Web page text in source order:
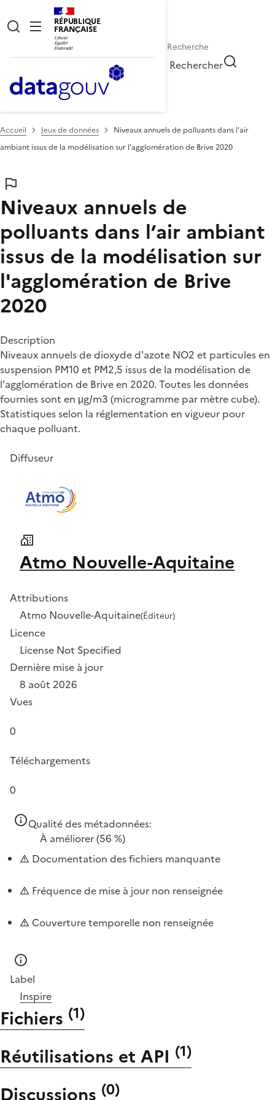
RÉPUBLIQUE
FRANÇAISE
Rechercher
Accueil Jeux de données
Niveaux annuels de polluants dans l’air
ambiant issus de la modélisation sur l'agglomération de Brive 2020
Niveaux annuels de
polluants dans l’air ambiant
issus de la modélisation sur
l'agglomération de Brive
2020
Description
Niveaux annuels de dioxyde d'azote NO2 et particules en
suspension PM10 et PM2,5 issus de la modélisation de
l'agglomération de Brive en 2020. Toutes les données
fournies sont en μg/m3 (microgramme par mètre cube).
Statistiques selon la réglementation en vigueur pour
chaque polluant.
Diffuseur
Atmo Nouvelle-Aquitaine
Attributions
Atmo Nouvelle-Aquitaine(Éditeur)
Licence
License Not Specified
Dernière mise à jour
8 août 2026
Vues
0
Téléchargements
0
Qualité des métadonnées:
À améliorer(56 %)
Documentation des fichiers manquante
Fréquence de mise à jour non renseignée
Couverture temporelle non renseignée
Label
Inspire
Fichiers (1)
Réutilisations et API (1)
Discussions (0)